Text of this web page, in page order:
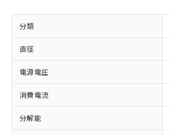
分類
直径
電源電圧
消費電流
分解能